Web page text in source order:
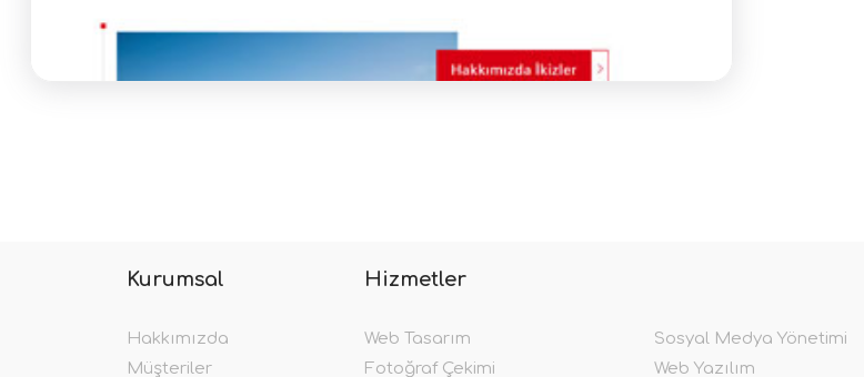
Kurumsal
Hakkımızda
Müşteriler
Hizmetler
Web Tasarım
Fotoğraf Çekimi
Sosyal Medya Yönetimi
Web Yazılım